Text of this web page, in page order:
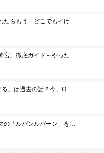
たらもう…どこでもイけ…
宮」徹底ガイド～やった…
る」は過去の話？今、O…
の「ルパンルパーン」を…